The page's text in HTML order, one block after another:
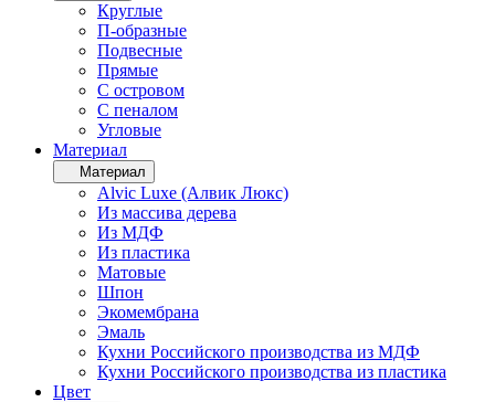
Круглые
П-образные
Подвесные
Прямые
С островом
С пеналом
Угловые
Материал
Материал
Alvic Luxe (Алвик Люкс)
Из массива дерева
Из МДФ
Из пластика
Матовые
Шпон
Экомембрана
Эмаль
Кухни Российского производства из МДФ
Кухни Российского производства из пластика
Цвет